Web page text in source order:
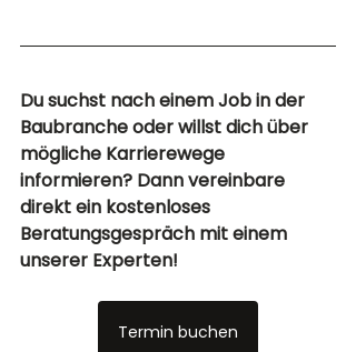
Du suchst nach einem Job in der
Baubranche oder willst dich über
mögliche Karrierewege
informieren? Dann vereinbare
direkt ein kostenloses
Beratungsgespräch mit einem
unserer Experten!
Termin buchen